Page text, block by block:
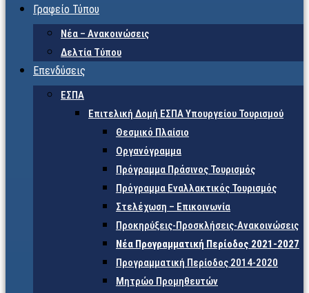
Γραφείο Τύπου
Νέα – Ανακοινώσεις
Δελτία Τύπου
Επενδύσεις
ΕΣΠΑ
Επιτελική Δομή ΕΣΠΑ Υπουργείου Τουρισμού
Θεσμικό Πλαίσιο
Οργανόγραμμα
Πρόγραμμα Πράσινος Τουρισμός
Πρόγραμμα Εναλλακτικός Τουρισμός
Στελέχωση – Επικοινωνία
Προκηρύξεις-Προσκλήσεις-Ανακοινώσεις
Νέα Προγραμματική Περίοδος 2021-2027
Προγραμματική Περίοδος 2014-2020
Μητρώο Προμηθευτών